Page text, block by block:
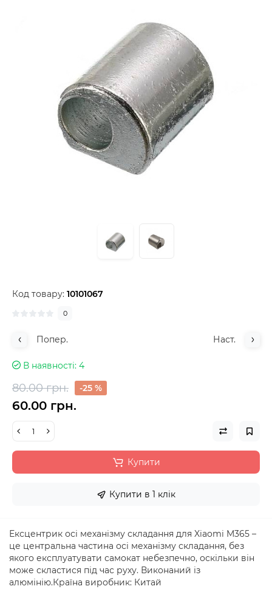
Код товару: 10101067
0
Попер. Наст.
В наявності 4
80.00 грн. -25 %
60.00 грн.
Купити
Купити в 1 клік
Ексцентрик осі механізму складання для Xiaomi M365 –
це центральна частина осі механізму складання, без
якого експлуатувати самокат небезпечно, оскільки він
може скластися під час руху. Виконаний із
алюмінію.Країна виробник: Китай